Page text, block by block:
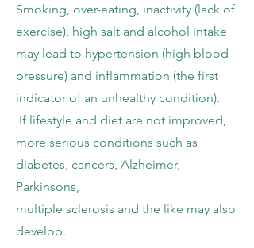
Smoking, over-eating, inactivity (lack of
exercise), high salt and alcohol intake
may lead to hypertension (high blood
pressure) and inflammation (the first
indicator of an unhealthy condition).
If lifestyle and diet are not improved,
more serious conditions such as
diabetes, cancers, Alzheimer,
Parkinsons,
multiple sclerosis and the like may also
develop.